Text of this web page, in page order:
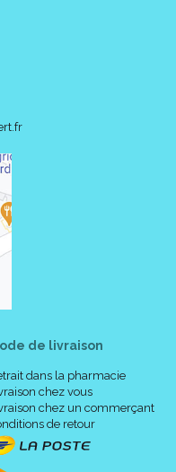
de livraison
dans la pharmacie
chez vous
chez un commerçant
de retour